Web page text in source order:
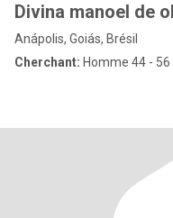
Divina manoel de
Anápolis, Goiás, Brésil
Cherchant: Homme 44 - 56